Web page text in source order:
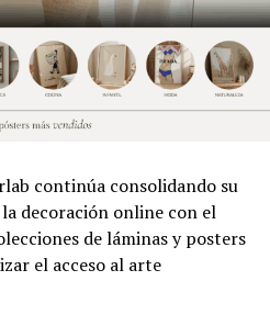
continúa consolidando su
decoración online con el
de láminas y posters
el acceso al arte